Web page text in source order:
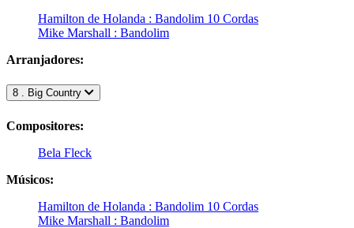
Hamilton de Holanda : Bandolim 10 Cordas
Mike Marshall : Bandolim
Arranjadores:
8 . Big Country
Compositores:
Bela Fleck
Músicos:
Hamilton de Holanda : Bandolim 10 Cordas
Mike Marshall : Bandolim